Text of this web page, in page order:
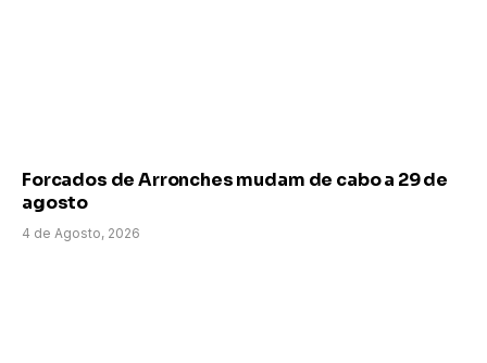
Forcados de Arronches mudam de cabo a 29 de
agosto
4 de Agosto, 2026